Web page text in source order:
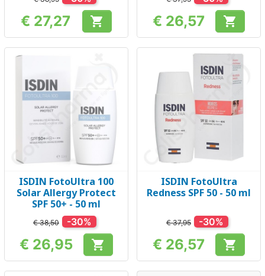
Prijs
€ 27,27  Prijs
€ 26,57 
ISDIN FotoUltra 100
Solar Allergy Protect
SPF 50+ - 50 ml
€ 38,50 -30%
Prijs
€ 26,95 
ISDIN FotoUltra
Redness SPF 50 - 50 ml
€ 37,95 -30%
Prijs
€ 26,57 